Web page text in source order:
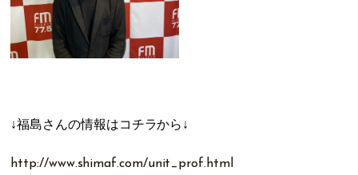
↓福島さんの情報はコチラから↓
http://www.shimaf.com/unit_prof.html